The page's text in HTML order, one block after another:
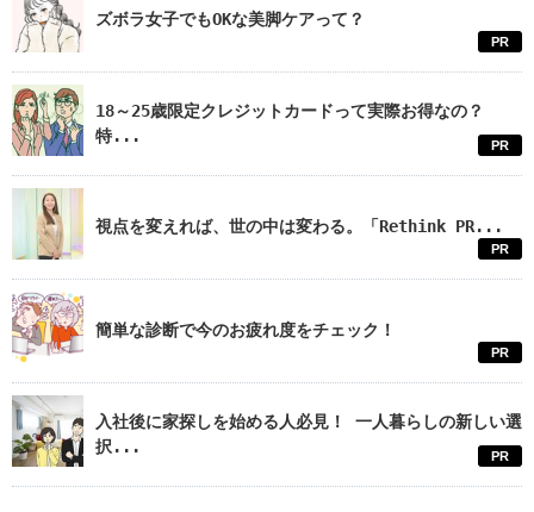
ズボラ女子でもOKな美脚ケアって？
PR
18～25歳限定クレジットカードって実際お得なの？
特...
PR
視点を変えれば、世の中は変わる。「Rethink PR...
PR
簡単な診断で今のお疲れ度をチェック！
PR
入社後に家探しを始める人必見！ 一人暮らしの新しい選
択...
PR